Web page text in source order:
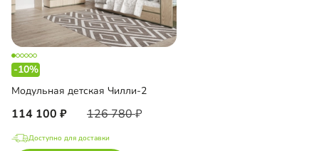
-10%
Модульная детская Чилли-2
114 100 126 780
Доступно для доставки